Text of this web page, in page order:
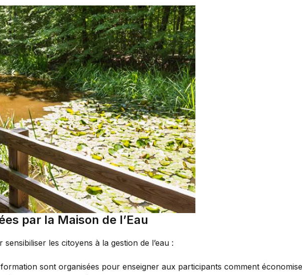
par la Maison de l’Eau
les citoyens à la gestion de l’eau :
sont organisées pour enseigner aux participants comment